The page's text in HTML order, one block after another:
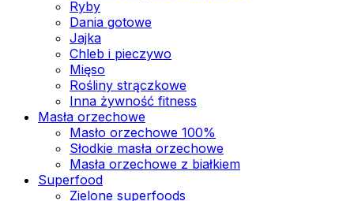
Ryby
Dania gotowe
Jajka
Chleb i pieczywo
Mięso
Rośliny strączkowe
Inna żywność fitness
Masła orzechowe
Masło orzechowe 100%
Słodkie masła orzechowe
Masła orzechowe z białkiem
Superfood
Zielone superfoods